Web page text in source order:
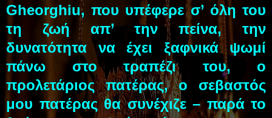
Gheorghiu, που υπέφερε σ’ όλη του
τη ζωή απ’ την πείνα, την
δυνατότητα να έχει ξαφνικά ψωμί
πάνω στο τραπέζι του, ο
προλετάριος πατέρας, ο σεβαστός
μου πατέρας θα συνέχιζε – παρά το